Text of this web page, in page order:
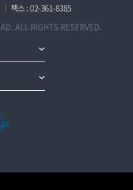
팩스 : 02-361-8385
ALL RIGHTS RESERVED.